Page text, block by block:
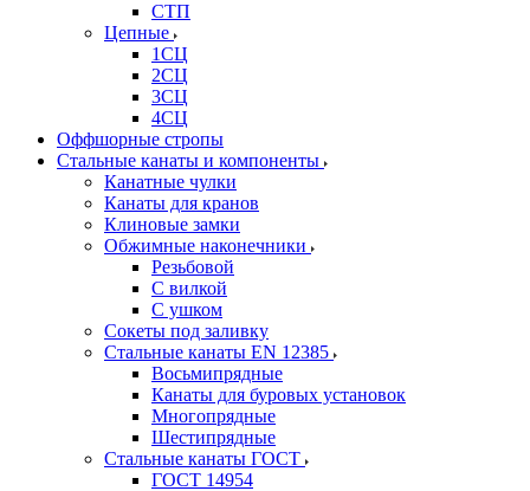
СТП
Цепные
1СЦ
2СЦ
3СЦ
4СЦ
Оффшорные стропы
Стальные канаты и компоненты
Канатные чулки
Канаты для кранов
Клиновые замки
Обжимные наконечники
Резьбовой
С вилкой
С ушком
Сокеты под заливку
Стальные канаты EN 12385
Восьмипрядные
Канаты для буровых установок
Многопрядные
Шестипрядные
Стальные канаты ГОСТ
ГОСТ 14954